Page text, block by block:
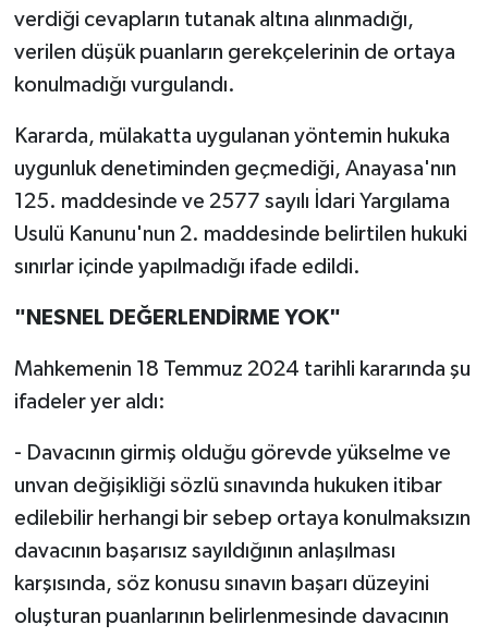
verdiği cevapların tutanak altına alınmadığı,
verilen düşük puanların gerekçelerinin de ortaya
konulmadığı vurgulandı.
Kararda, mülakatta uygulanan yöntemin hukuka
uygunluk denetiminden geçmediği, Anayasa'nın
125. maddesinde ve 2577 sayılı İdari Yargılama
Usulü Kanunu'nun 2. maddesinde belirtilen hukuki
sınırlar içinde yapılmadığı ifade edildi.
"NESNEL DEĞERLENDİRME YOK"
Mahkemenin 18 Temmuz 2024 tarihli kararında şu
ifadeler yer aldı:
- Davacının girmiş olduğu görevde yükselme ve
unvan değişikliği sözlü sınavında hukuken itibar
edilebilir herhangi bir sebep ortaya konulmaksızın
davacının başarısız sayıldığının anlaşılması
karşısında, söz konusu sınavın başarı düzeyini
oluşturan puanlarının belirlenmesinde davacının